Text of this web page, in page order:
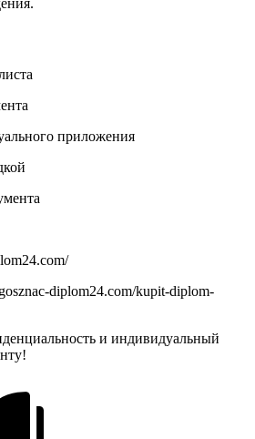
приложения
diplom24.com/kupit-diplom-
и индивидуальный